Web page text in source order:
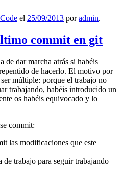
el 25/09/2013 poradmin.
commit en git
de dar marcha atrás si habéis
de hacerlo. El motivo por
múltiple: porque el trabajo no
trabajando, habéis introducido un
os habéis equivocado y lo
commit:
las modificaciones que este
de trabajo para seguir trabajando